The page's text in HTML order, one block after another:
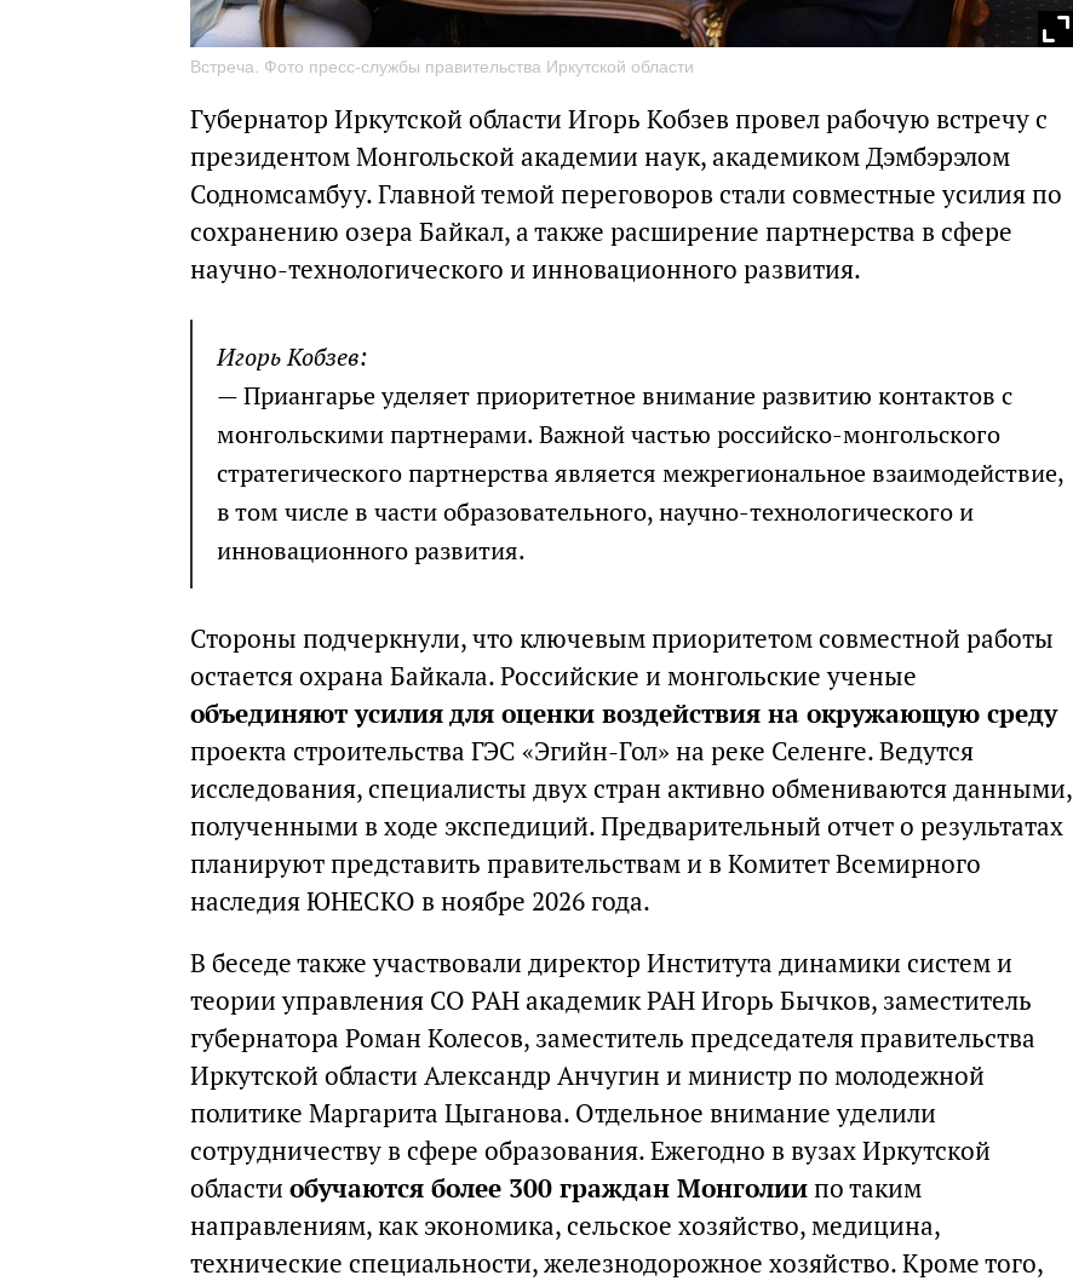
Встреча. Фото пресс-службы правительства Иркутской области
Губернатор Иркутской области Игорь Кобзев провел рабочую встречу с
президентом Монгольской академии наук, академиком Дэмбэрэлом
Содномсамбуу. Главной темой переговоров стали совместные усилия по
сохранению озера Байкал, а также расширение партнерства в сфере
научно-технологического и инновационного развития.
Игорь Кобзев:
— Приангарье уделяет приоритетное внимание развитию контактов с
монгольскими партнерами. Важной частью российско-монгольского
стратегического партнерства является межрегиональное взаимодействие,
в том числе в части образовательного, научно-технологического и
инновационного развития.
Стороны подчеркнули, что ключевым приоритетом совместной работы
остается охрана Байкала. Российские и монгольские ученые
объединяют усилия для оценки воздействия на окружающую среду
проекта строительства ГЭС «Эгийн-Гол» на реке Селенге. Ведутся
исследования, специалисты двух стран активно обмениваются данными,
полученными в ходе экспедиций. Предварительный отчет о результатах
планируют представить правительствам и в Комитет Всемирного
наследия ЮНЕСКО в ноябре 2026 года.
В беседе также участвовали директор Института динамики систем и
теории управления СО РАН академик РАН Игорь Бычков, заместитель
губернатора Роман Колесов, заместитель председателя правительства
Иркутской области Александр Анчугин и министр по молодежной
политике Маргарита Цыганова. Отдельное внимание уделили
сотрудничеству в сфере образования. Ежегодно в вузах Иркутской
области обучаются более 300 граждан Монголиипо таким
направлениям, как экономика, сельское хозяйство, медицина,
технические специальности, железнодорожное хозяйство. Кроме того,